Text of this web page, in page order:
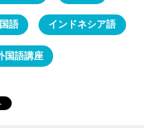
語 インドネシア語
国語講座